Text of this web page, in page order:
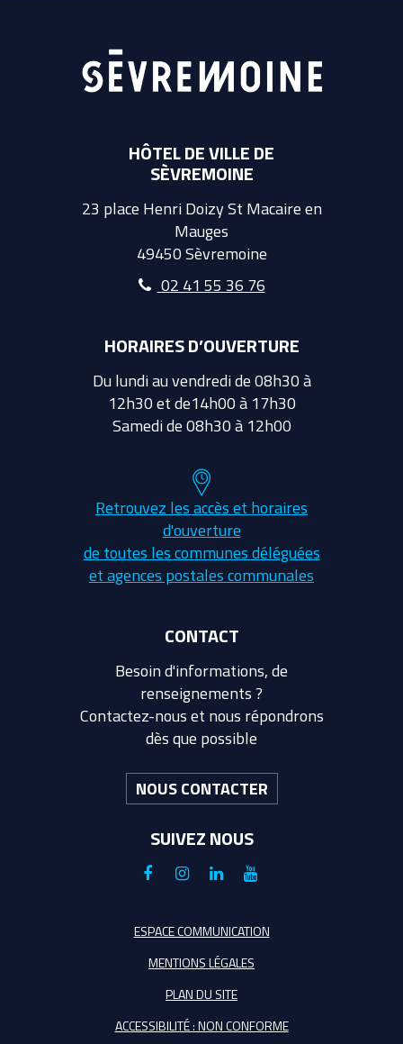
HÔTEL DE VILLE DE
SÈVREMOINE
23 place Henri Doizy St Macaire en
Mauges
49450 Sèvremoine
02 41 55 36 76
HORAIRES D’OUVERTURE
Du lundi au vendredi de 08h30 à
12h30 et de14h00 à 17h30
Samedi de 08h30 à 12h00
Retrouvez les accès et horaires
d'ouverture
de toutes les communes déléguées
et agences postales communales
CONTACT
Besoin d'informations, de
renseignements ?
Contactez-nous et nous répondrons
dès que possible
NOUS CONTACTER
SUIVEZ NOUS
Lien
le
Facebook
Lien
le
compte
Instagram
Lien
le
compte
Linkedin
Lien
la
Youtube
ESPACE COMMUNICATION
MENTIONS LÉGALES
PLAN DU SITE
ACCESSIBILITÉ : NON CONFORME